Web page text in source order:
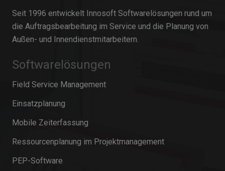
Seit 1996 entwickelt Innosoft Softwarelösungen rund um
die Auftragsbearbeitung im Service und die Planung von
Außen- und Innendienstmitarbeitern.
Softwarelösungen
Field Service Management
Einsatzplanung
Mobile Zeiterfassung
Ressourcenplanung im Projektmanagement
PEP-Software